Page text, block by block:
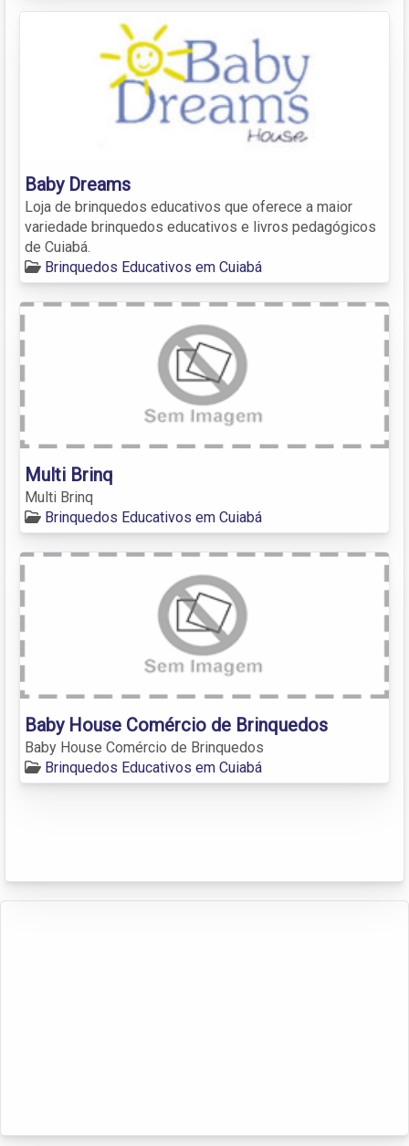
Baby Dreams
Loja de brinquedos educativos que oferece a maior
variedade brinquedos educativos e livros pedagógicos
de Cuiabá.
Brinquedos Educativos em Cuiabá
Multi Brinq
Multi Brinq
Brinquedos Educativos em Cuiabá
Baby House Comércio de Brinquedos
Baby House Comércio de Brinquedos
Brinquedos Educativos em Cuiabá